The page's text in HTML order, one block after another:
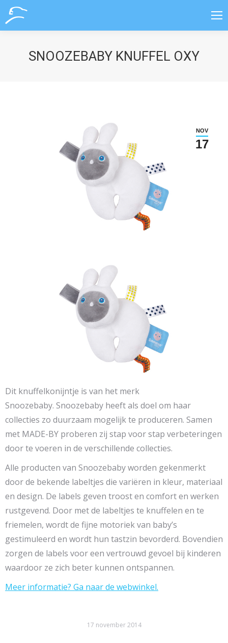
SNOOZEBABY KNUFFEL OXY
NOV
17
Dit knuffelkonijntje is van het merk
Snoozebaby. Snoozebaby heeft als doel om haar
collecties zo duurzaam mogelijk te produceren. Samen
met MADE-BY proberen zij stap voor stap verbeteringen
door te voeren in de verschillende collecties.
Alle producten van Snoozebaby worden gekenmerkt
door de bekende labeltjes die variëren in kleur, materiaal
en design. De labels geven troost en comfort en werken
rustgevend. Door met de labeltjes te knuffelen en te
friemelen, wordt de fijne motoriek van baby’s
gestimuleerd en wordt hun tastzin bevorderd. Bovendien
zorgen de labels voor een vertrouwd gevoel bij kinderen
waardoor ze zich beter kunnen ontspannen.
Meer informatie? Ga naar de webwinkel.
17 november 2014